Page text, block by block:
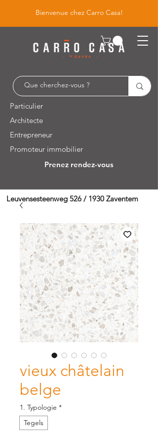
Bienvenue chez Carro Casa!
Particulier
Architecte
Entrepreneur
Promoteur immobilier
Prenez rendez-vous
Leuvensesteenweg 526 / 1930 Zaventem
vieux châtelain
belge
1. Typologie *
Tegels